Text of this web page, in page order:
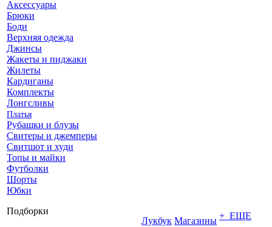
Аксессуары
Брюки
Боди
Верхняя одежда
Джинсы
Жакеты и пиджаки
Жилеты
Кардиганы
Комплекты
Лонгсливы
Платья
Рубашки и блузы
Свитеры и джемперы
Свитшот и худи
Топы и майки
Футболки
Шорты
Юбки
Подборки
Лукбук Магазины + ЕЩЕ